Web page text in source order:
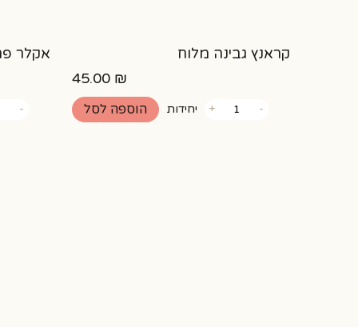
קראנץ גבינה מלוח
45.00 ₪
-של
+ יחידות הוספה לסל
אקלר
-של